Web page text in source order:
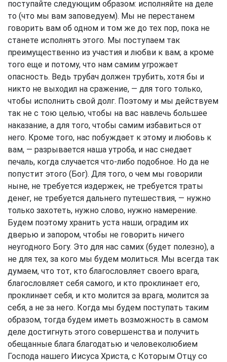
поступайте следующим образом: исполняйте на деле
то (что мы вам заповедуем). Мы не перестанем
говорить вам об одном и том же до тех пор, пока не
станете исполнять этого. Мы поступаем так
преимущественно из участия и любви к вам; а кроме
того еще и потому, что нам самим угрожает
опасность. Ведь трубач должен трубить, хотя бы и
никто не выходил на сражение, — для того только,
чтобы исполнить свой долг. Поэтому и мы действуем
так не с тою целью, чтобы на вас навлечь большее
наказание, а для того, чтобы самим избавиться от
него. Кроме того, нас побуждает к этому и любовь к
вам, — разрывается наша утроба, и нас снедает
печаль, когда случается что-либо подобное. Но да не
попустит этого (Бог). Для того, о чем мы говорили
ныне, не требуется издержек, не требуется траты
денег, не требуется дальнего путешествия, — нужно
только захотеть, нужно слово, нужно намерение.
Будем поэтому хранить уста наши, оградим их
дверью и запором, чтобы не говорить ничего
неугодного Богу. Это для нас самих (будет полезно), а
не для тех, за кого мы будем молиться. Мы всегда так
думаем, что тот, кто благословляет своего врага,
благословляет себя самого, и кто проклинает его,
проклинает себя, и кто молится за врага, молится за
себя, а не за него. Когда мы будем поступать таким
образом, тогда будем иметь возможность в самом
деле достигнуть этого совершенства и получить
обещанные блага благодатью и человеколюбием
Господа нашего Иисуса Христа, с Которым Отцу со